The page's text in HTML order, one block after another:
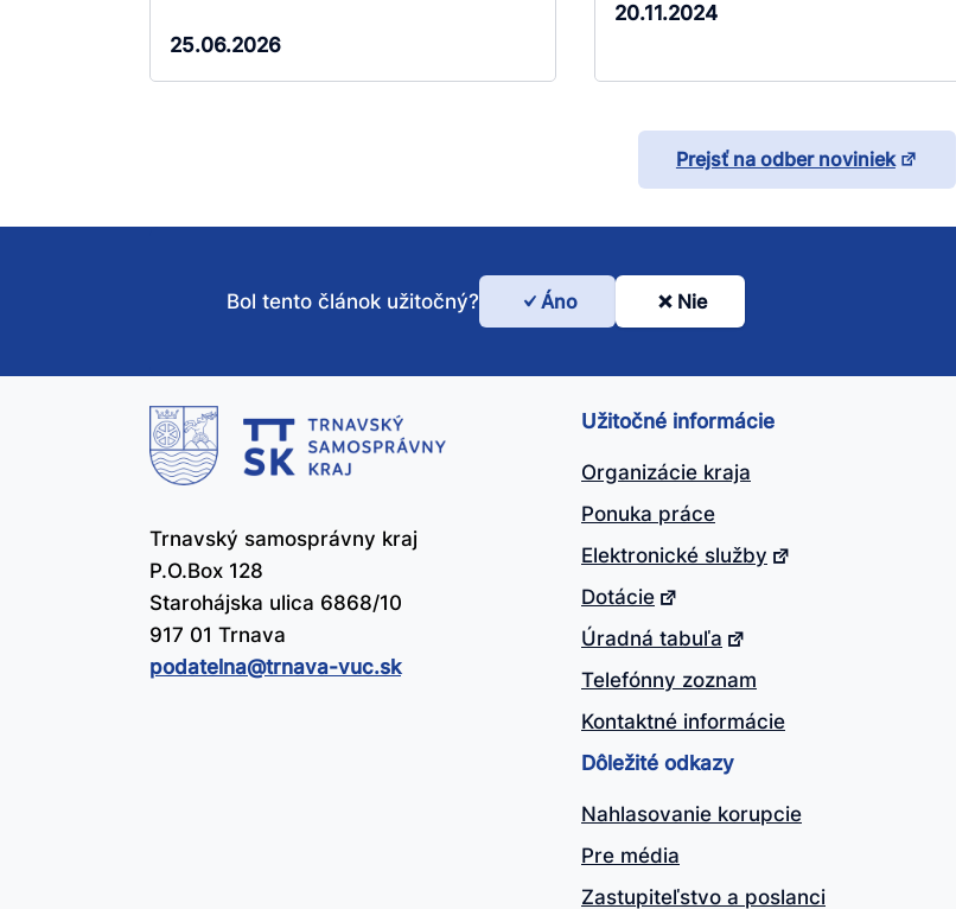
25.06.2026
20.11.2024
Prejsť na odber noviniek
Bol
tento
článok
užitočný?
Bol tento článok užitočný? Áno Nie
Trnavský samosprávny kraj
P.O.Box 128
Starohájska ulica 6868/10
917 01 Trnava
podatelna@​trnava-vuc.sk
Užitočné informácie
Organizácie kraja
Ponuka práce
Elektronické služby
Dotácie
Úradná tabuľa
Telefónny zoznam
Kontaktné informácie
Dôležité odkazy
Nahlasovanie korupcie
Pre média
Zastupiteľstvo a poslanci